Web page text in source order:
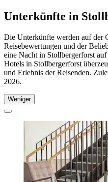
Unterkünfte in
Die Unterkünfte werden auf der
Reisebewertungen und der
eine Nacht in Stollbergerforst
Hotels in Stollbergerforst
und Erlebnis der Reisenden.
2026.
Weniger